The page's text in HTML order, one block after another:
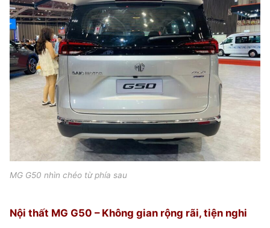
MG G50 nhìn chéo từ phía sau
Nội thất MG G50 – Không gian rộng rãi, tiện nghi